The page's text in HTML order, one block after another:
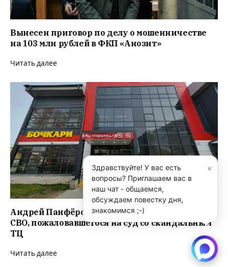
Вынесен приговор по делу о мошенничестве
на 103 млн рублей в ФКП «Анозит»
Читать далее
Андрей Панфёров выступил в защиту бойца
СВО, пожаловавшегося на суд со скандальным
ТЦ
Читать далее
×
Здравствуйте! У вас есть
вопросы? Приглашаем вас в
наш чат - общаемся,
обсуждаем повестку дня,
знакомимся ;-)